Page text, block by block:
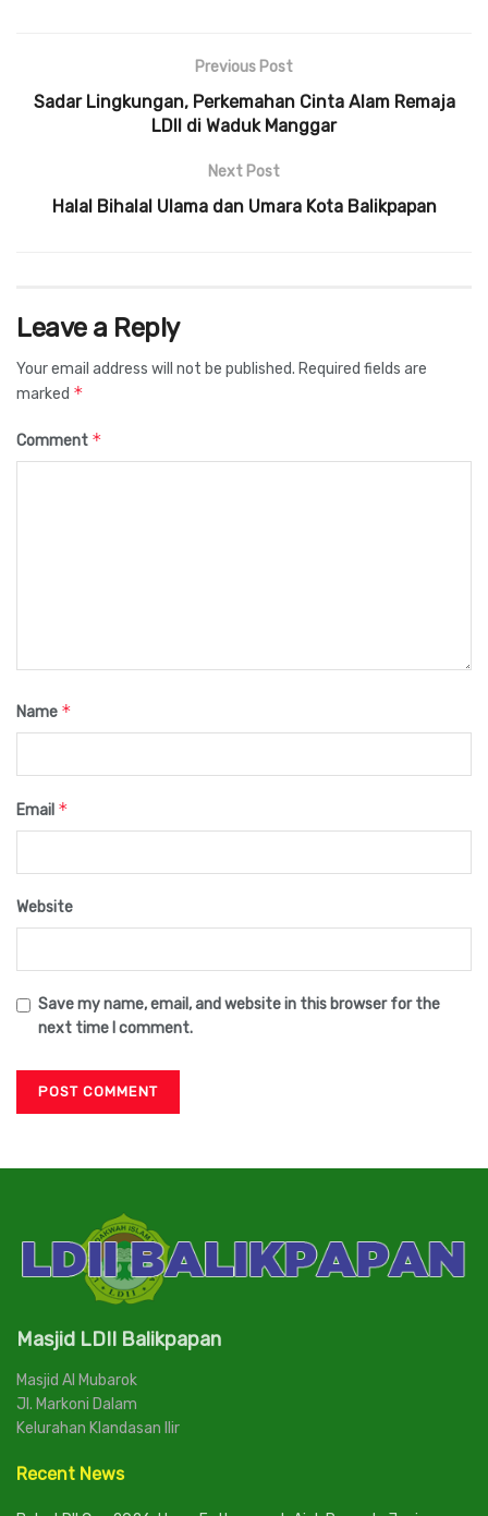
Previous Post
Sadar Lingkungan, Perkemahan Cinta Alam Remaja
LDII di Waduk Manggar
Next Post
Halal Bihalal Ulama dan Umara Kota Balikpapan
Leave a Reply
Your email address will not be published. Required fields are
marked *
Comment *
Name *
Email *
Website
Save my name, email, and website in this browser for the
next time I comment.
Masjid LDII Balikpapan
Masjid Al Mubarok
Jl. Markoni Dalam
Kelurahan Klandasan Ilir
Recent News